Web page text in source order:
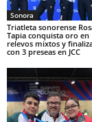
Sonora
Triatleta sonorense
Tapia conquista oro en
relevos mixtos y
con 3 preseas en JCC